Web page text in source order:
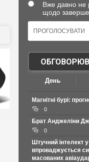
Вже давно не
щодо
День
Магнітні бурі:
0
Брат Анджеліни
0
Штучний інтелект у
впроваджується
масованих